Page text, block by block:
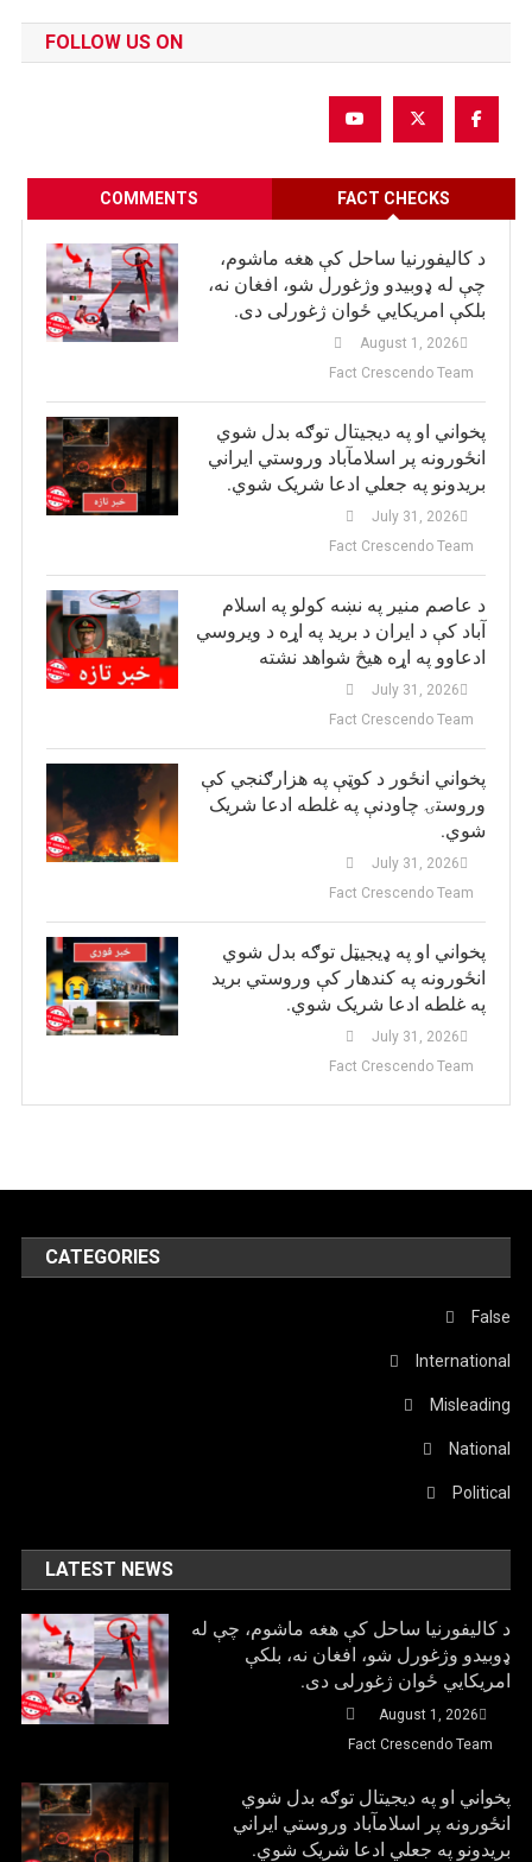
FOLLOW US ON
FACT CHECKS
COMMENTS
د کالیفورنیا ساحل کې هغه ماشوم،
چې له ډوبیدو وژغورل شو، افغان نه،
بلکې امریکایي ځوان ژغورلی دی.
August 1, 2026
Fact Crescendo Team
پخواني او په دیجیتال توګه بدل شوي
انځورونه پر اسلامآباد وروستي ایراني
بريدونو په جعلي ادعا شریک شوي.
July 31, 2026
Fact Crescendo Team
د عاصم منیر په نښه کولو په اسلام
آباد کې د ایران د برید په اړه د ویروسي
ادعاوو په اړه هیڅ شواهد نشته
July 31, 2026
Fact Crescendo Team
پخواني انځور د کوټې په هزارګنجي کې
وروستۍ چاودنې په غلطه ادعا شریک
شوي.
July 31, 2026
Fact Crescendo Team
پخواني او په ډيجيټل توګه بدل شوي
انځورونه په کندهار کې وروستي برید
په غلطه ادعا شریک شوي.
July 31, 2026
Fact Crescendo Team
CATEGORIES
False
International
Misleading
National
Political
LATEST NEWS
د کالیفورنیا ساحل کې هغه ماشوم، چې له
ډوبیدو وژغورل شو، افغان نه، بلکې
امریکایي ځوان ژغورلی دی.
August 1, 2026
Fact Crescendo Team
پخواني او په دیجیتال توګه بدل شوي
انځورونه پر اسلامآباد وروستي ایراني
بريدونو په جعلي ادعا شریک شوي.